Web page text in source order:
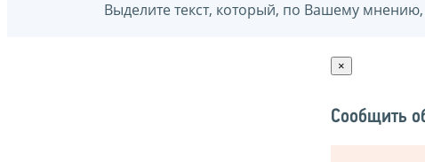
Выделите текст, который, по Вашему
×
Сообщить